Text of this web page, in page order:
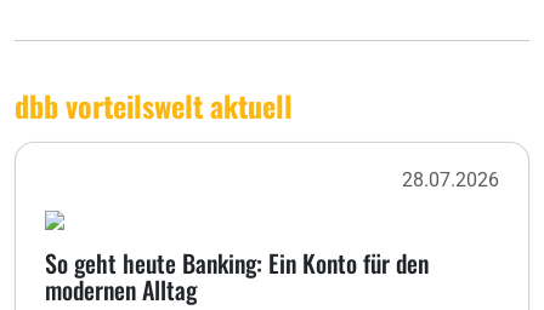
dbb vorteilswelt aktuell
So geht heute Banking: Ein Konto für den
modernen Alltag
28.07.2026